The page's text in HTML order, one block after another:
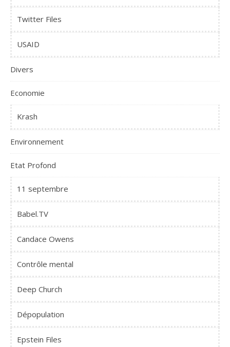
Twitter Files
USAID
Divers
Economie
Krash
Environnement
Etat Profond
11 septembre
Babel.TV
Candace Owens
Contrôle mental
Deep Church
Dépopulation
Epstein Files